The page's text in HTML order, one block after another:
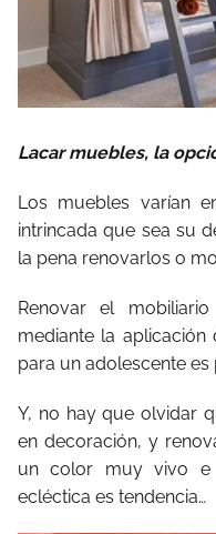
Lacar muebles, la
Los muebles varían
intrincada que sea su
la pena renovarlos o
Renovar el
mediante la
para un adolescente
Y, no hay que olvidar
en decoración, y
un color muy vivo e
ecléctica es tendencia…